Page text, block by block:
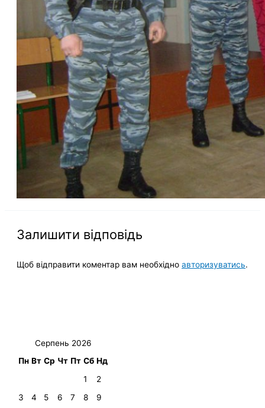
Залишити відповідь
Щоб відправити коментар вам необхідно авторизуватись.
Серпень 2026
Пн Вт Ср Чт Пт Сб Нд
1
2
3
4 5 6 7 8
9